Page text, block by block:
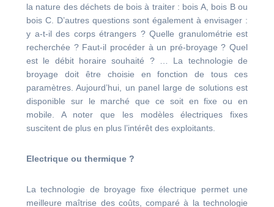
la nature des déchets de bois à traiter : bois A, bois B ou
bois C. D’autres questions sont également à envisager :
y a-t-il des corps étrangers ? Quelle granulométrie est
recherchée ? Faut-il procéder à un pré-broyage ? Quel
est le débit horaire souhaité ? …
La technologie de
broyage doit être choisie en fonction de tous ces
paramètres. Aujourd’hui, un panel large de solutions est
disponible sur le marché que ce soit en fixe ou en
mobile. A noter que les modèles électriques fixes
suscitent de plus en plus l’intérêt des exploitants.
Electrique ou thermique ?
La technologie de broyage fixe électrique permet une
meilleure maîtrise des coûts, comparé à la technologie